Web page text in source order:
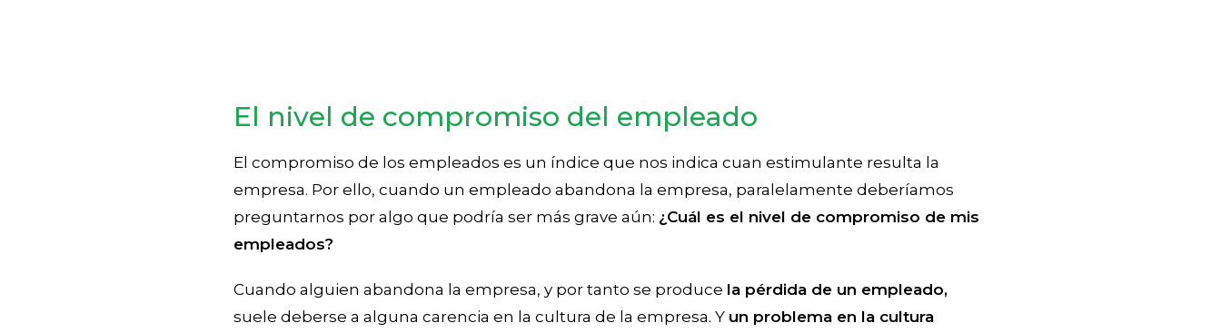
El nivel de compromiso del empleado
El compromiso de los empleados es un índice que nos indica cuan estimulante resulta la
empresa. Por ello, cuando un empleado abandona la empresa, paralelamente deberíamos
preguntarnos por algo que podría ser más grave aún: ¿Cuál es el nivel de compromiso de mis
empleados?
Cuando alguien abandona la empresa, y por tanto se produce la pérdida de un empleado,
suele deberse a alguna carencia en la cultura de la empresa. Y un problema en la cultura